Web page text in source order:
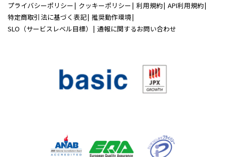
プライバシーポリシー
クッキーポリシー 利用規約 API利用規約
特定商取引法に基づく表記 推奨動作環境
SLO（サービスレベル目標）
通報に関するお問い合わせ